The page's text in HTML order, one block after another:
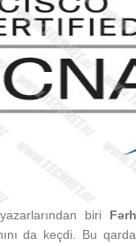
biri
da keçdi. Bu